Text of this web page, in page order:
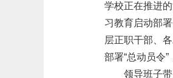
学校正在推进
习教育启动部
层正职干部、
部署“总动员令
领导班子